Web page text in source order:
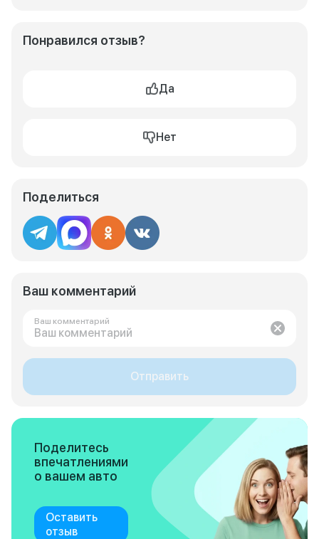
Понравился отзыв?
Да
Нет
Поделиться
Ваш комментарий
Ваш комментарий
Отправить
Поделитесь
впечатлениями
о вашем авто
Оставить
отзыв